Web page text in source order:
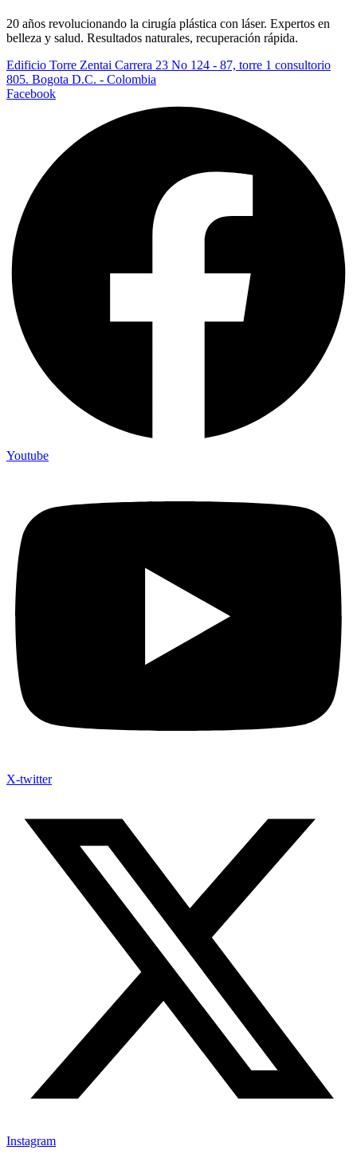
20 años revolucionando la cirugía plástica con láser. Expertos en
belleza y salud. Resultados naturales, recuperación rápida.
Edificio Torre Zentai Carrera 23 No 124 - 87, torre 1 consultorio
805. Bogota D.C. - Colombia
Facebook
Youtube
X-twitter
Instagram